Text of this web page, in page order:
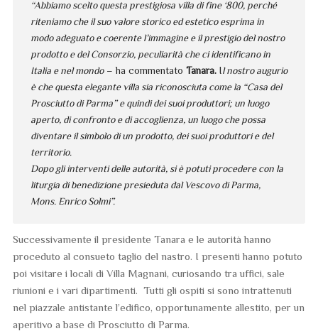
“Abbiamo scelto questa prestigiosa villa di fine ‘800, perché
riteniamo che il suo valore storico ed estetico esprima in
modo adeguato e coerente l’immagine e il prestigio del nostro
prodotto e del Consorzio, peculiarità che ci identificano in
Italia e nel mondo– ha commentato Tanara. Il nostro augurio
è che questa elegante villa sia riconosciuta come la “Casa del
Prosciutto di Parma” e quindi dei suoi produttori; un luogo
aperto, di confronto e di accoglienza, un luogo che possa
diventare il simbolo di un prodotto, dei suoi produttori e del
territorio.
Dopo gli interventi delle autorità, si è potuti procedere con la
liturgia di benedizione presieduta dal Vescovo di Parma,
Mons. Enrico Solmi”.
Successivamente il presidente Tanara e le autorità hanno
proceduto al consueto taglio del nastro. I presenti hanno potuto
poi visitare i locali di Villa Magnani, curiosando tra uffici, sale
riunioni e i vari dipartimenti. Tutti gli ospiti si sono intrattenuti
nel piazzale antistante l’edifico, opportunamente allestito, per un
aperitivo a base di Prosciutto di Parma.